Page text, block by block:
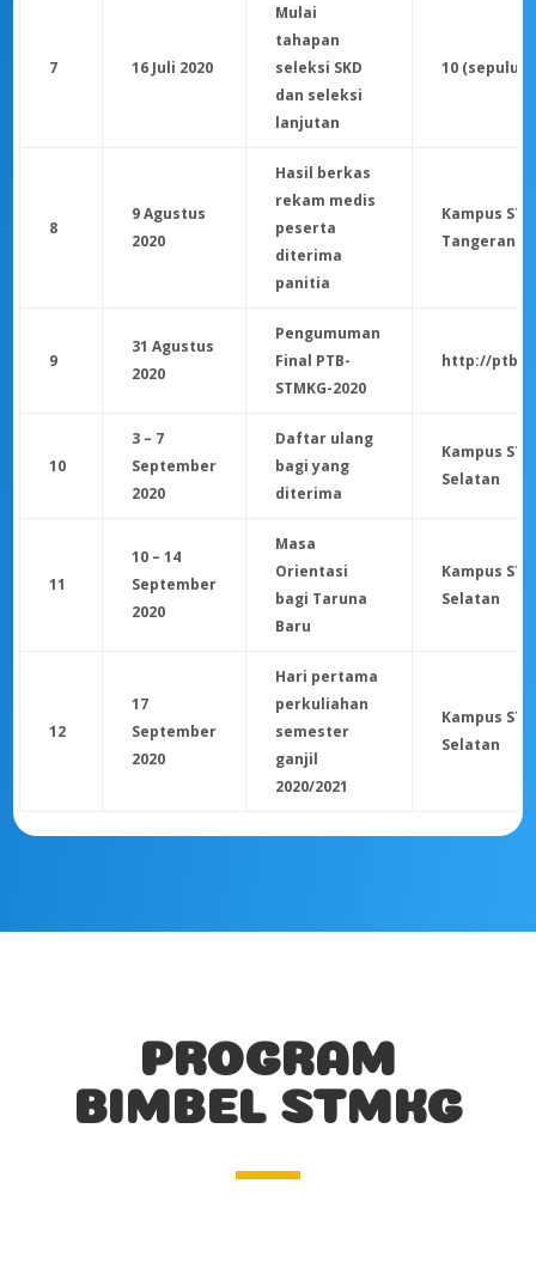
7 16 Juli 2020
Mulai
tahapan
seleksi SKD
dan seleksi
lanjutan
10
8
9 Agustus
2020
Hasil berkas
rekam medis
peserta
diterima
panitia
Kampus
9
31 Agustus
2020
Pengumuman
Final PTB-
STMKG-2020
http://
10
3 – 7
September
2020
Daftar ulang
bagi yang
diterima
Kampus
Selatan
11
10 – 14
September
2020
Masa
Orientasi
bagi Taruna
Baru
Kampus
Selatan
12
17
September
2020
Hari pertama
perkuliahan
semester
ganjil
2020/2021
Kampus
Selatan
PROGRAM
BIMBEL STMKG